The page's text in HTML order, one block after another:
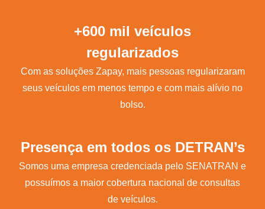
+600 mil veículos
regularizados
Com as soluções Zapay, mais pessoas regularizaram
seus veículos em menos tempo e com mais alívio no
bolso.
Presença em todos os DETRAN’s
Somos uma empresa credenciada pelo SENATRAN e
possuímos a maior cobertura nacional de consultas
de veículos.